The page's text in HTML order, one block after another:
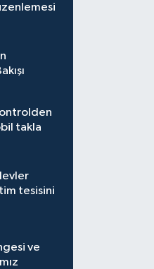
takla
tesisini
ve